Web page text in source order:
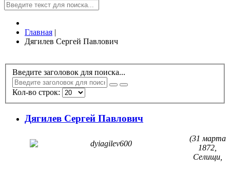
Главная |
Дягилев Сергей Павлович
Введите заголовок для поиска...
Кол-во строк:
Дягилев Сергей Павлович
(31 марта
1872,
Селищи,